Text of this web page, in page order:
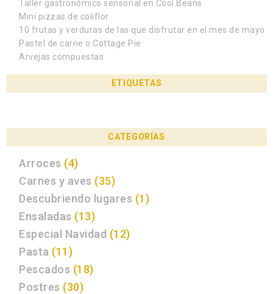
Taller gastronómico sensorial en Cool Beans
Mini pizzas de coliflor
10 frutas y verduras de las que disfrutar en el mes de mayo
Pastel de carne o Cottage Pie
Arvejas compuestas
ETIQUETAS
CATEGORÍAS
Arroces (4)
Carnes y aves (35)
Descubriendo lugares (1)
Ensaladas (13)
Especial Navidad (12)
Pasta (11)
Pescados (18)
Postres (30)